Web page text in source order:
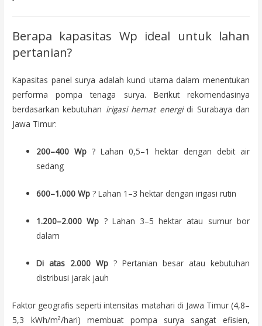
Berapa kapasitas Wp ideal untuk lahan
pertanian?
Kapasitas panel surya adalah kunci utama dalam menentukan
performa pompa tenaga surya. Berikut rekomendasinya
berdasarkan kebutuhan irigasi hemat energidi Surabaya dan
Jawa Timur:
200–400 Wp ? Lahan 0,5–1 hektar dengan debit air
sedang
600–1.000 Wp ? Lahan 1–3 hektar dengan irigasi rutin
1.200–2.000 Wp ? Lahan 3–5 hektar atau sumur bor
dalam
Di atas 2.000 Wp ? Pertanian besar atau kebutuhan
distribusi jarak jauh
Faktor geografis seperti intensitas matahari di Jawa Timur (4,8–
5,3 kWh/m²/hari) membuat pompa surya sangat efisien,